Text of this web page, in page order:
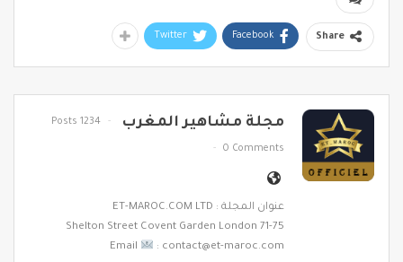
Share
Facebook
Twitter
مجلة مشاهير المغرب 1234 Posts
0 Comments
عنوان المجلة : ET-MAROC.COM LTD
71-75 Shelton Street Covent Garden London
Email
: contact@et-maroc.com